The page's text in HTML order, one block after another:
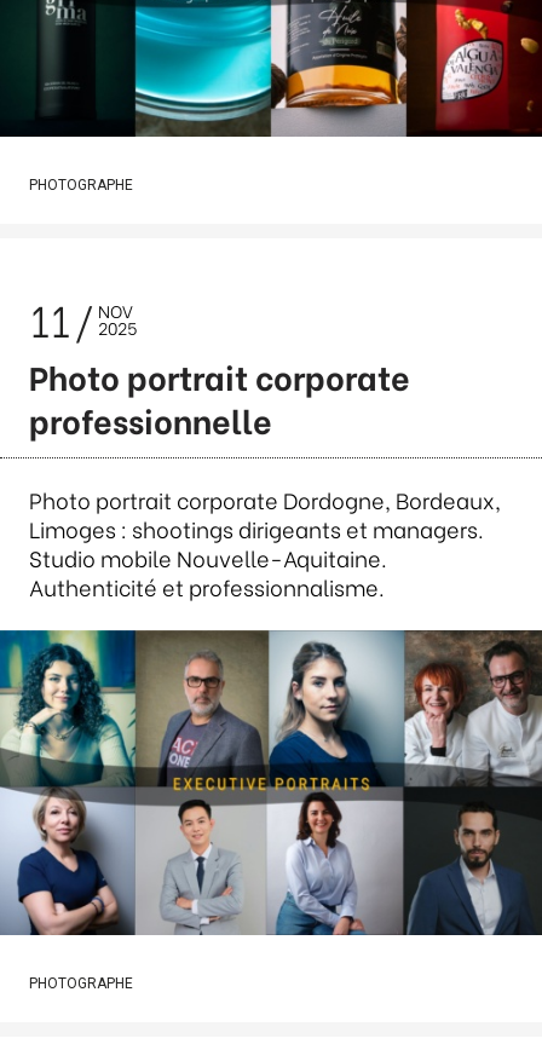
PHOTOGRAPHE
11 NOV
2025
Photo portrait corporate
professionnelle
Photo portrait corporate Dordogne, Bordeaux,
Limoges : shootings dirigeants et managers.
Studio mobile Nouvelle-Aquitaine.
Authenticité et professionnalisme.
PHOTOGRAPHE